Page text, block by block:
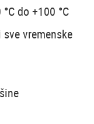
do +100 °C
vremenske